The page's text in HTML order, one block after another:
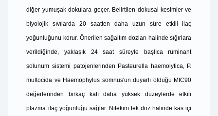
diğer yumuşak dokulara geçer. Belirtilen dokusal kesimler ve
biyolojik sıvılarda 20 saatten daha uzun süre etkili ilaç
yoğunluğunu korur. Önerilen sağaltım dozları halinde sığırlara
verildiğinde, yaklaşık 24 saat süreyle başlıca ruminant
solunum sistemi patojenlerinden Pasteurella haemolytica, P.
multocida ve Haemophylus somnus'un duyarlı olduğu MIC90
değerlerinden birkaç katı daha yüksek düzeylerde etkili
plazma ilaç yoğunluğu sağlar. Nitekim tek doz halinde kas içi